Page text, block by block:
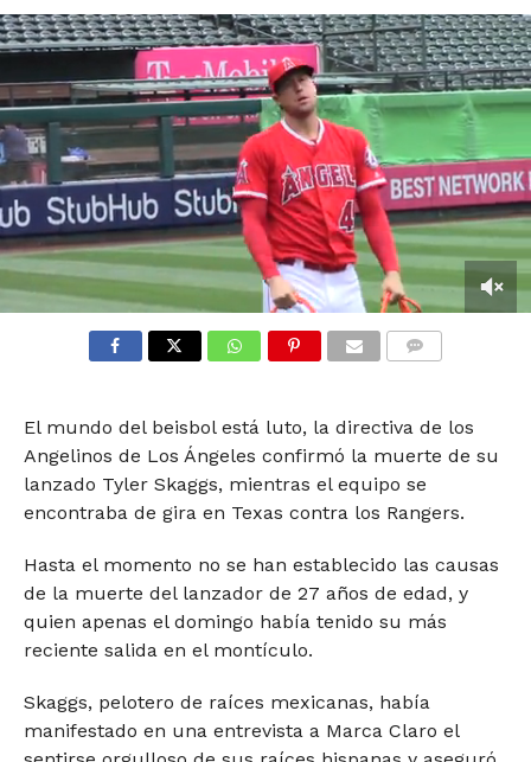
seconds
El mundo del beisbol está luto, la directiva de los
Angelinos de Los Ángeles confirmó la muerte de su
lanzado Tyler Skaggs, mientras el equipo se
encontraba de gira en Texas contra los Rangers.
Hasta el momento no se han establecido las causas
de la muerte del lanzador de 27 años de edad, y
quien apenas el domingo había tenido su más
reciente salida en el montículo.
Skaggs, pelotero de raíces mexicanas, había
manifestado en una entrevista a Marca Claro el